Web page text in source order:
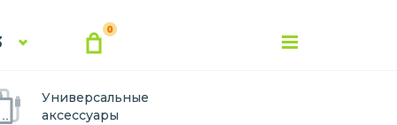
0
Универсальные
аксессуары